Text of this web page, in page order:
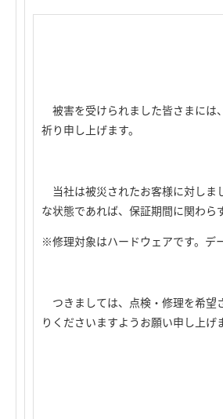
被害を受けられました皆さまには
祈り申し上げます。
当社は被災されたお客様に対しま
な状態であれば、保証期間に関わ
※修理対象はハードウェアです。デ
つきましては、点検・修理を希望
りくださいますようお願い申し上げ